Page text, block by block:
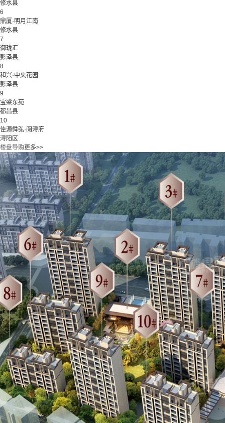
修水县
6
鼎厦·明月江南
修水县
7
御珑汇
彭泽县
8
和兴·中央花园
彭泽县
9
宝梁东苑
都昌县
10
佳源舜弘·阅浔府
浔阳区
楼盘导购更多>>